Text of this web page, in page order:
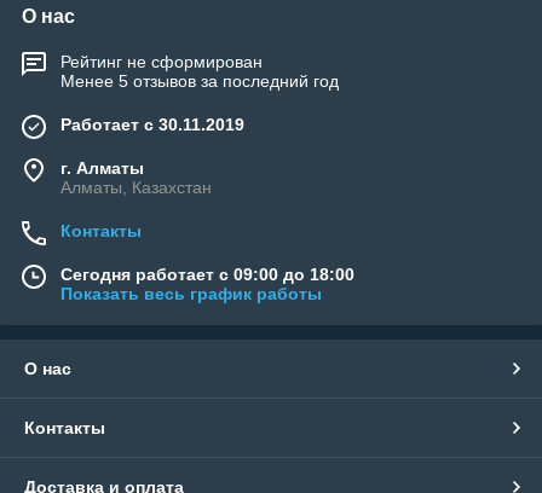
О нас
Рейтинг не сформирован
Менее 5 отзывов за последний год
Работает с 30.11.2019
г. Алматы
Алматы, Казахстан
Контакты
Сегодня работает с 09:00 до 18:00
Показать весь график работы
О нас
Контакты
Доставка и оплата